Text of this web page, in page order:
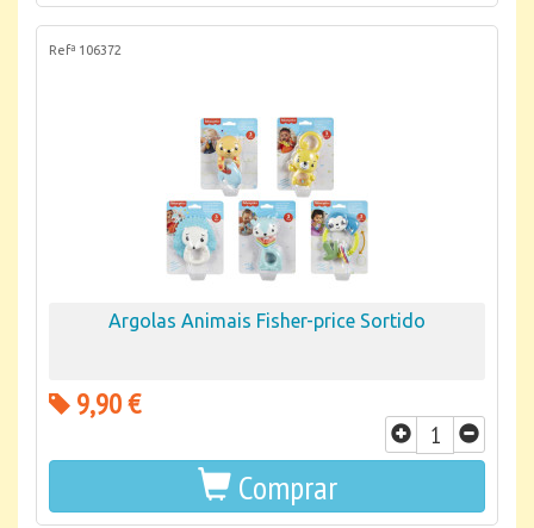
Refª 106372
Argolas Animais Fisher-price Sortido
9,90 €
Comprar